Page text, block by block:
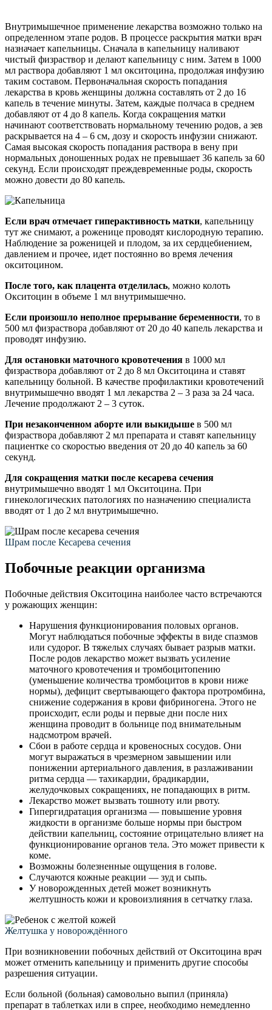
Внутримышечное применение лекарства возможно только на
определенном этапе родов. В процессе раскрытия матки врач
назначает капельницы. Сначала в капельницу наливают
чистый физраствор и делают капельницу с ним. Затем в 1000
мл раствора добавляют 1 мл окситоцина, продолжая инфузию
таким составом. Первоначальная скорость попадания
лекарства в кровь женщины должна составлять от 2 до 16
капель в течение минуты. Затем, каждые полчаса в среднем
добавляют от 4 до 8 капель. Когда сокращения матки
начинают соответствовать нормальному течению родов, а зев
раскрывается на 4 – 6 см, дозу и скорость инфузии снижают.
Самая высокая скорость попадания раствора в вену при
нормальных доношенных родах не превышает 36 капель за 60
секунд. Если происходят преждевременные роды, скорость
можно довести до 80 капель.
Если врач отмечает гиперактивность матки, капельницу
тут же снимают, а роженице проводят кислородную терапию.
Наблюдение за роженицей и плодом, за их сердцебиением,
давлением и прочее, идет постоянно во время лечения
окситоцином.
После того, как плацента отделилась, можно колоть
Окситоцин в объеме 1 мл внутримышечно.
Если произошло неполное прерывание беременности, то в
500 мл физраствора добавляют от 20 до 40 капель лекарства и
проводят инфузию.
Для остановки маточного кровотечения в 1000 мл
физраствора добавляют от 2 до 8 мл Окситоцина и ставят
капельницу больной. В качестве профилактики кровотечений
внутримышечно вводят 1 мл лекарства 2 – 3 раза за 24 часа.
Лечение продолжают 2 – 3 суток.
При незаконченном аборте или выкидыше в 500 мл
физраствора добавляют 2 мл препарата и ставят капельницу
пациентке со скоростью введения от 20 до 40 капель за 60
секунд.
Для сокращения матки после кесарева сечения
внутримышечно вводят 1 мл Окситоцина. При
гинекологических патологиях по назначению специалиста
вводят от 1 до 2 мл внутримышечно.
Шрам после Кесарева сечения
Побочные реакции организма
Побочные действия Окситоцина наиболее часто встречаются
у рожающих женщин:
Нарушения функционирования половых органов.
Могут наблюдаться побочные эффекты в виде спазмов
или судорог. В тяжелых случаях бывает разрыв матки.
После родов лекарство может вызвать усиление
маточного кровотечения и тромбоцитопению
(уменьшение количества тромбоцитов в крови ниже
нормы), дефицит свертывающего фактора протромбина,
снижение содержания в крови фибриногена. Этого не
происходит, если роды и первые дни после них
женщина проводит в больнице под внимательным
надсмотром врачей.
Сбои в работе сердца и кровеносных сосудов. Они
могут выражаться в чрезмерном завышении или
понижении артериального давления, в разлаживании
ритма сердца — тахикардии, брадикардии,
желудочковых сокращениях, не попадающих в ритм.
Лекарство может вызвать тошноту или рвоту.
Гипергидратация организма — повышение уровня
жидкости в организме больше нормы при быстром
действии капельниц, состояние отрицательно влияет на
функционирование органов тела. Это может привести к
коме.
Возможны болезненные ощущения в голове.
Случаются кожные реакции — зуд и сыпь.
У новорожденных детей может возникнуть
желтушность кожи и кровоизлияния в сетчатку глаза.
Желтушка у новорождённого
При возникновении побочных действий от Окситоцина врач
может отменить капельницу и применить другие способы
разрешения ситуации.
Если больной (больная) самовольно выпил (приняла)
препарат в таблетках или в спрее, необходимо немедленно